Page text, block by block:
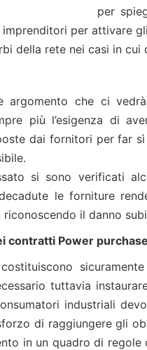
per
imprenditori per attivare
della rete nei casi in cui
argomento che ci
più l’esigenza di
dai fornitori per far
si sono verificati
le forniture
il danno
contratti Power
tuttavia
industriali
di raggiungere gli
in un quadro di